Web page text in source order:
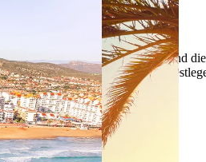
zu servieren und
Ihre persönlichen Präferenzen